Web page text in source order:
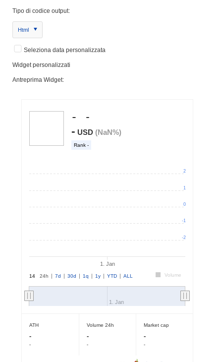
Tipo di codice output:
Html
Seleziona data personalizzata
Widget personalizzati
Antreprima Widget: